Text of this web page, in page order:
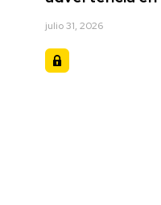
julio 31, 2026